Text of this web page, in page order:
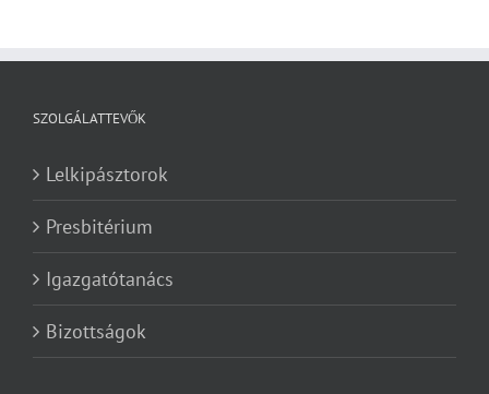
SZOLGÁLATTEVŐK
Lelkipásztorok
Presbitérium
Igazgatótanács
Bizottságok